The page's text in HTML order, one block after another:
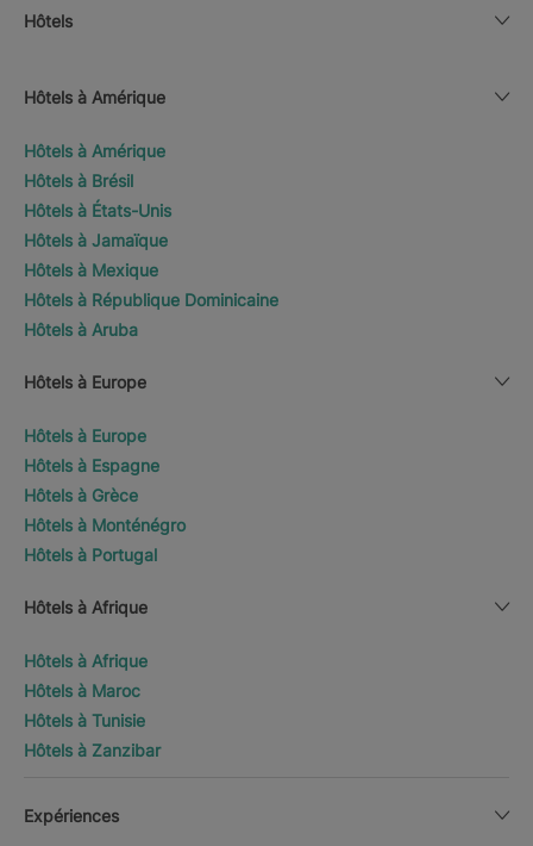
Hôtels
Hôtels à Amérique
Hôtels à Amérique
Hôtels à Brésil
Hôtels à États-Unis
Hôtels à Jamaïque
Hôtels à Mexique
Hôtels à République Dominicaine
Hôtels à Aruba
Hôtels à Europe
Hôtels à Europe
Hôtels à Espagne
Hôtels à Grèce
Hôtels à Monténégro
Hôtels à Portugal
Hôtels à Afrique
Hôtels à Afrique
Hôtels à Maroc
Hôtels à Tunisie
Hôtels à Zanzibar
Expériences